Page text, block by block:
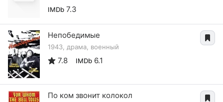
IMDb 7.3
Непобедимые
1943, драма, военный
7.8 IMDb 6.1
По ком звонит колокол